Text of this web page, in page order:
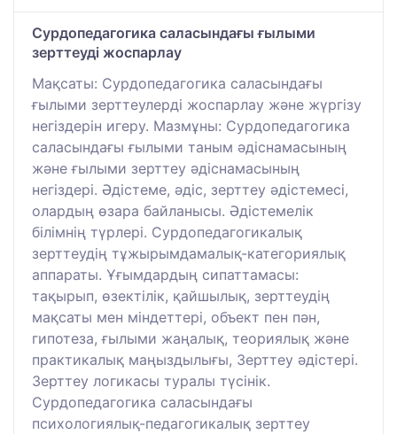
Сурдопедагогика саласындағы ғылыми
зерттеуді жоспарлау
Мақсаты: Сурдопедагогика саласындағы
ғылыми зерттеулерді жоспарлау және жүргізу
негіздерін игеру. Мазмұны: Сурдопедагогика
саласындағы ғылыми таным әдіснамасының
және ғылыми зерттеу әдіснамасының
негіздері. Әдістеме, әдіс, зерттеу әдістемесі,
олардың өзара байланысы. Әдістемелік
білімнің түрлері. Сурдопедагогикалық
зерттеудің тұжырымдамалық-категориялық
аппараты. Ұғымдардың сипаттамасы:
тақырып, өзектілік, қайшылық, зерттеудің
мақсаты мен міндеттері, объект пен пән,
гипотеза, ғылыми жаңалық, теориялық және
практикалық маңыздылығы, Зерттеу әдістері.
Зерттеу логикасы туралы түсінік.
Сурдопедагогика саласындағы
психологиялық-педагогикалық зерттеу